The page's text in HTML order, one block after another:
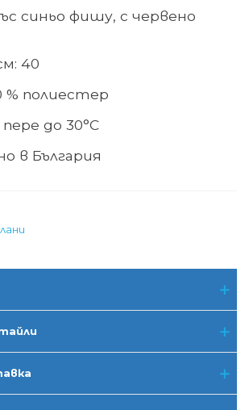
синьо фишу, с червено
40
% полиестер
до 30°С
в България